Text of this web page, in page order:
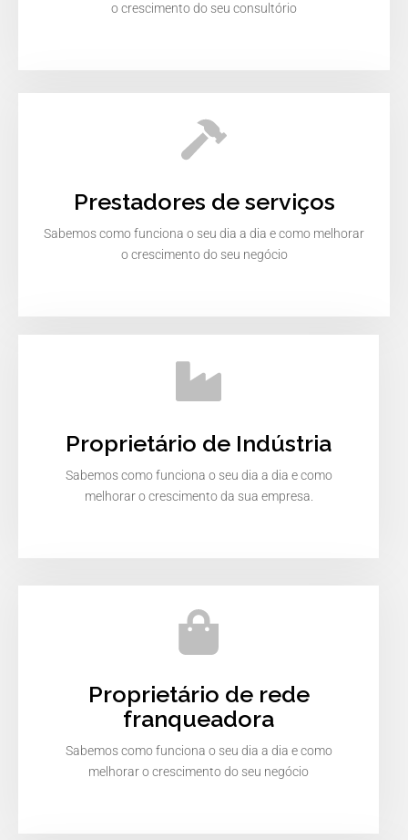
o crescimento do seu consultório
Prestadores de serviços
Sabemos como funciona o seu dia a dia e como melhorar
o crescimento do seu negócio
Proprietário de Indústria
Sabemos como funciona o seu dia a dia e como
melhorar o crescimento da sua empresa.
Proprietário de rede
franqueadora
Sabemos como funciona o seu dia a dia e como
melhorar o crescimento do seu negócio